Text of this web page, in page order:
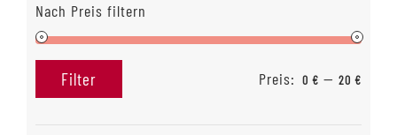
Optionen
können
Nach Preis filtern
Filter Preis: 0 € — 20 €